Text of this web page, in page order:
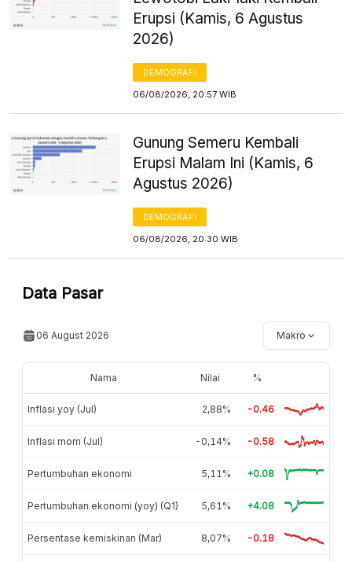
Erupsi (Kamis, 6 Agustus
2026)
DEMOGRAFI
06/08/2026, 20:57 WIB
Gunung Semeru Kembali
Erupsi Malam Ini (Kamis, 6
Agustus 2026)
DEMOGRAFI
06/08/2026, 20:30 WIB
Data Pasar
06 August 2026 Makro
Nama Nilai %
Inflasi yoy (Jul) 2,88% -0.46
Inflasi mom (Jul) -0,14% -0.58
Pertumbuhan ekonomi 5,11% +0.08
Pertumbuhan ekonomi (yoy) (Q1) 5,61% +4.08
Persentase kemiskinan (Mar) 8,07% -0.18